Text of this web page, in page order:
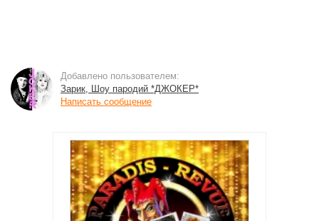
Добавлено пользователем:
Зарик, Шоу пародий *ДЖОКЕР*
Написать сообщение